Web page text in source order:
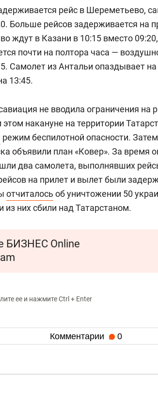
рейс в Шереметьево,
Больше рейсов задерживается на
ждут в Казани в 10:15 вместо
почти на полтора часа —
Самолет из Антальи опаздывает
13:45.
не вводила ограничения на
этом накануне на территории
режим беспилотной опасности.
объявили план «Ковер». За время
два самолета, выполнявших
на прилет и вылет были
отчиталось об уничтожении 50
из них сбили над Татарстаном.
БИЗНЕС Online
ее и нажмите Ctrl + Enter
Комментарии 0